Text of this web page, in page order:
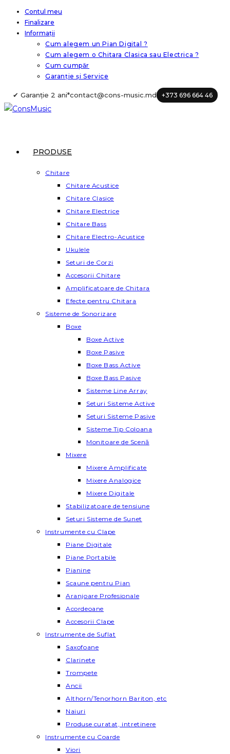
Skip
content
Contul meu
Finalizare
Informații
Cum alegem un Pian Digital ?
Cum alegem o Chitara Clasica sau Electrica ?
Cum cumpăr
Garanție și Service
✔ Garanție 2 ani*contact@cons-music.md +373 696 664 46
PRODUSE
Chitare
Chitare Acustice
Chitare Clasice
Chitare Electrice
Chitare Bass
Chitare Electro-Acustice
Ukulele
Seturi de Corzi
Accesorii Chitare
Amplificatoare de Chitara
Efecte pentru Chitara
Sisteme de Sonorizare
Boxe
Boxe Active
Boxe Pasive
Boxe Bass Active
Boxe Bass Pasive
Sisteme Line Array
Seturi Sisteme Active
Seturi Sisteme Pasive
Sisteme Tip Coloana
Monitoare de Scenă
Mixere
Mixere Amplificate
Mixere Analogice
Mixere Digitale
Stabilizatoare de tensiune
Seturi Sisteme de Sunet
Instrumente cu Clape
Piane Digitale
Piane Portabile
Pianine
Scaune pentru Pian
Aranjoare Profesionale
Acordeoane
Accesorii Clape
Instrumente de Suflat
Saxofoane
Clarinete
Trompete
Ancii
Althorn/Tenorhorn Bariton, etc
Naiuri
Produse curatat, intretinere
Instrumente cu Coarde
Viori